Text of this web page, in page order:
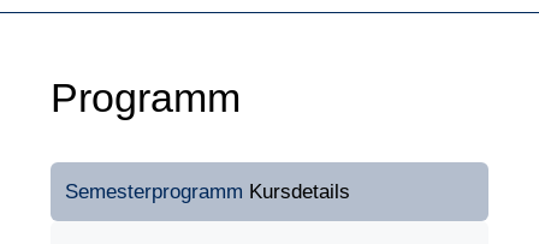
Programm
Semesterprogramm Kursdetails